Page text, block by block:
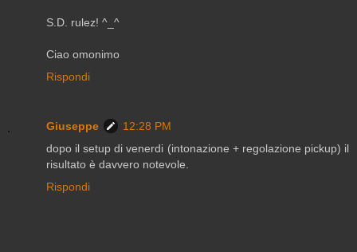
S.D. rulez! ^_^
Ciao omonimo
Rispondi
Giuseppe
12:28 PM
dopo il setup di venerdi (intonazione + regolazione pickup) il
risultato è davvero notevole.
Rispondi